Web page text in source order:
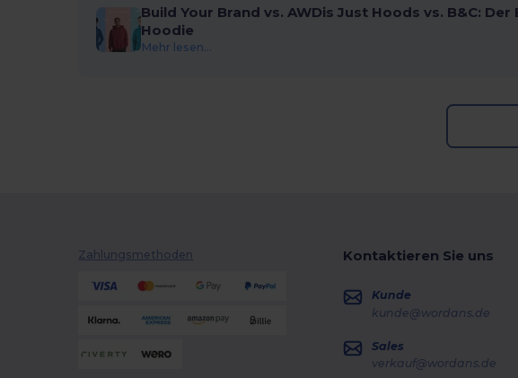
Build Your Brand vs. AWDis Just Hoods vs. B&C: Der
Hoodie
Mehr lesen...
Zahlungsmethoden Kontaktieren Sie uns
Kunde
kunde@wordans.de
Sales
verkauf@wordans.de